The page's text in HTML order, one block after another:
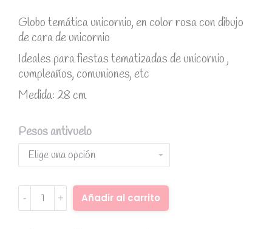
Globo temática unicornio, en color rosa con dibujo
de cara de unicornio
Ideales para fiestas tematizadas de unicornio ,
cumpleaños, comuniones, etc
Medida: 28 cm
Pesos antivuelo
Globo
unicornio
Añadir al carrito